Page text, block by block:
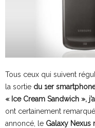
Tous ceux qui suivent
la sortie du 1er
« Ice Cream Sandwich »,
ont certainement
annoncé, le Galaxy Nexus